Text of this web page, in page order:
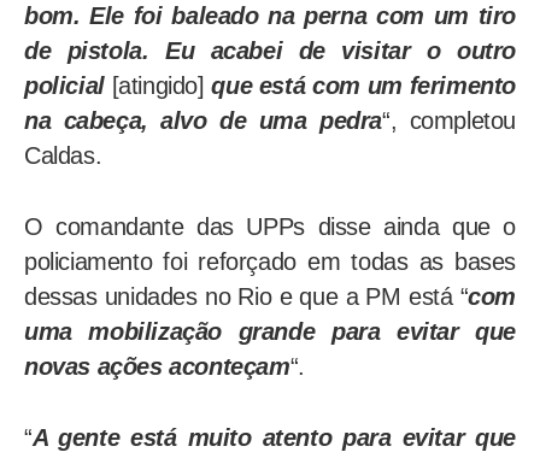
bom. Ele foi baleado na perna com um tiro
de pistola. Eu acabei de visitar o outro
policial[atingido]que está com um ferimento
na cabeça, alvo de uma pedra“, completou
Caldas.
O comandante das UPPs disse ainda que o
policiamento foi reforçado em todas as bases
dessas unidades no Rio e que a PM está “com
uma mobilização grande para evitar que
novas ações aconteçam“.
“A gente está muito atento para evitar que